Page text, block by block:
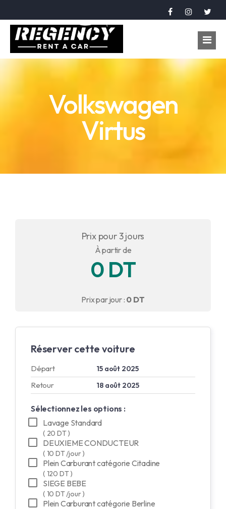
Volkswagen
Virtus
Prix pour 3 jours
À partir de
0 DT
Prix par jour : 0 DT
Réserver cette voiture
Départ 15 août 2025
Retour 18 août 2025
Sélectionnez les options :
Lavage Standard
( 20 DT )
DEUXIEME CONDUCTEUR
( 10 DT /jour )
Plein Carburant catégorie Citadine
( 120 DT )
SIEGE BEBE
( 10 DT /jour )
Plein Carburant catégorie Berline